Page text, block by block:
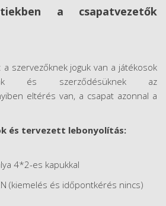
a csapatvezetők
a szervezőknek joguk van a játékosok
és szerződésüknek az
eltérés van, a csapat azonnal a
és tervezett lebonyolítás:
4*2-es kapukkal
(kiemelés és időpontkérés nincs)